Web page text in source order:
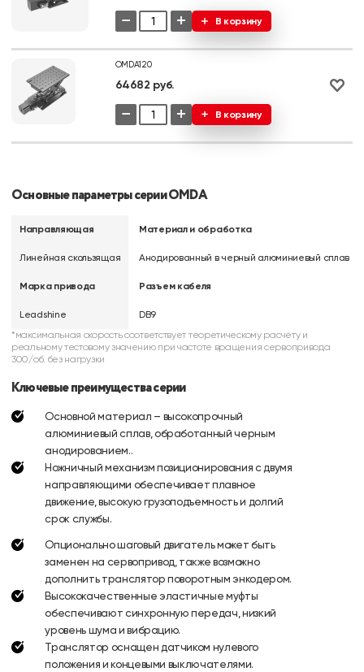
− + В корзину
OMDA120
64682 руб.
− + В корзину
Основные параметры серии OMDA
Направляющая
Линейная скользящая
Марка привода
Leadshine
Материал и обработка
Анодированный в черный алюминиевый сплав
Разъем кабеля
DB9
*максимальная скорость соответствует теоретическому расчету и
реальному тестовому значению при частоте вращения сервопривода
300/об. без нагрузки
Ключевые преимущества серии
Основной материал – высокопрочный
алюминиевый сплав, обработанный черным
анодированием..
Ножничный механизм позиционирования с двумя
направляющими обеспечивает плавное
движение, высокую грузоподъемность и долгий
срок службы.
Опционально шаговый двигатель может быть
заменен на сервопривод, также возможно
дополнить транслятор поворотным энкодером.
Высококачественные эластичные муфты
обеспечивают синхронную передач, низкий
уровень шума и вибрацию.
Транслятор оснащен датчиком нулевого
положения и концевыми выключателями.